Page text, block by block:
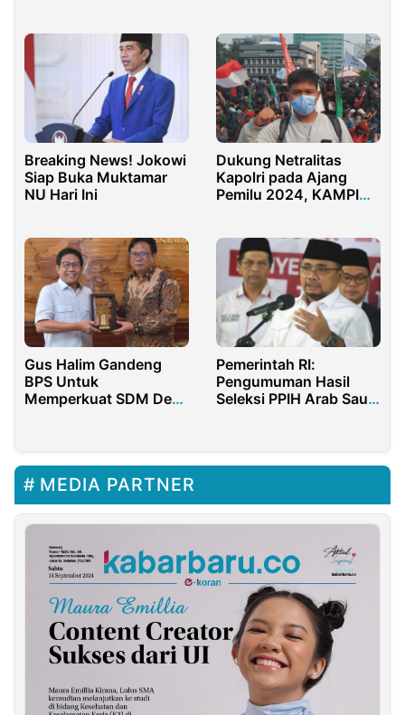
Breaking News! Jokowi
Siap Buka Muktamar
NU Hari Ini
Dukung Netralitas
Kapolri pada Ajang
Pemilu 2024, KAMPI
Gus Halim Gandeng
BPS Untuk
Memperkuat SDM Desa
Pemerintah RI:
Pengumuman Hasil
Seleksi PPIH Arab Saudi
MEDIA PARTNER